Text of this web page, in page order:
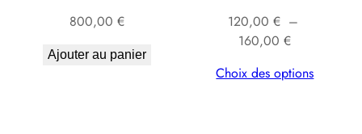
800,00€
Ajouter au panier
120,00 € –
160,00€Plage
prix :
Choix des options